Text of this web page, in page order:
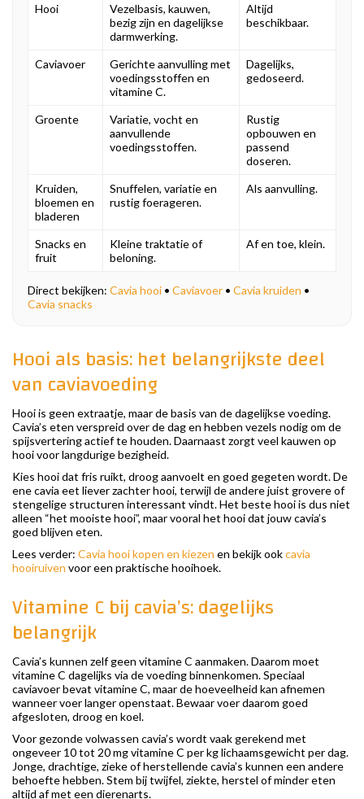
Hooi
Vezelbasis, kauwen,
bezig zijn en dagelijkse
darmwerking.
Altijd
beschikbaar.
Caviavoer
Gerichte aanvulling met
voedingsstoffen en
vitamine C.
Dagelijks,
gedoseerd.
Groente
Variatie, vocht en
aanvullende
voedingsstoffen.
Rustig
opbouwen en
passend
doseren.
Kruiden,
bloemen en
bladeren
Snuffelen, variatie en
rustig foerageren.
Als aanvulling.
Snacks en
fruit
Kleine traktatie of
beloning.
Af en toe, klein.
Direct bekijken: Cavia hooi • Caviavoer • Cavia kruiden •
Cavia snacks
Hooi als basis: het belangrijkste deel
van caviavoeding
Hooi is geen extraatje, maar de basis van de dagelijkse voeding.
Cavia’s eten verspreid over de dag en hebben vezels nodig om de
spijsvertering actief te houden. Daarnaast zorgt veel kauwen op
hooi voor langdurige bezigheid.
Kies hooi dat fris ruikt, droog aanvoelt en goed gegeten wordt. De
ene cavia eet liever zachter hooi, terwijl de andere juist grovere of
stengelige structuren interessant vindt. Het beste hooi is dus niet
alleen “het mooiste hooi”, maar vooral het hooi dat jouw cavia’s
goed blijven eten.
Lees verder: Cavia hooi kopen en kiezen en bekijk ookcavia
hooiruiven voor een praktische hooihoek.
Vitamine C bij cavia’s: dagelijks
belangrijk
Cavia’s kunnen zelf geen vitamine C aanmaken. Daarom moet
vitamine C dagelijks via de voeding binnenkomen. Speciaal
caviavoer bevat vitamine C, maar de hoeveelheid kan afnemen
wanneer voer langer openstaat. Bewaar voer daarom goed
afgesloten, droog en koel.
Voor gezonde volwassen cavia’s wordt vaak gerekend met
ongeveer 10 tot 20 mg vitamine C per kg lichaamsgewicht per dag.
Jonge, drachtige, zieke of herstellende cavia’s kunnen een andere
behoefte hebben. Stem bij twijfel, ziekte, herstel of minder eten
altijd af met een dierenarts.